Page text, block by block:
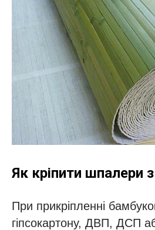
Як кріпити шпалери
При прикріпленні
гіпсокартону, ДВП, ДСП